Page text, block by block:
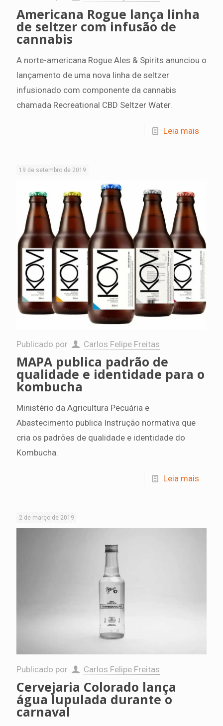
Americana Rogue lança linha
de seltzer com infusão de
cannabis
A norte-americana Rogue Ales & Spirits anunciou o
lançamento de uma nova linha de seltzer
infusionado com componente da cannabis
chamada Recreational CBD Seltzer Water.
Leia mais
19 de setembro de 2019
Publicado por Carlos Felipe Freitas
MAPA publica padrão de
qualidade e identidade para o
kombucha
Ministério da Agricultura Pecuária e
Abastecimento publica Instrução normativa que
cria os padrões de qualidade e identidade do
Kombucha.
Leia mais
2 de março de 2019
Publicado por Carlos Felipe Freitas
Cervejaria Colorado lança
água lupulada durante o
carnaval